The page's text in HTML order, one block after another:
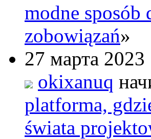
modne sposób
zobowiązań»
27 марта 2023
okixanuq
platforma,
świata